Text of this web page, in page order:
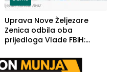
Uprava Nove Željezare
Zenica odbila oba
prijedloga Vlade FBiH:
rješenje